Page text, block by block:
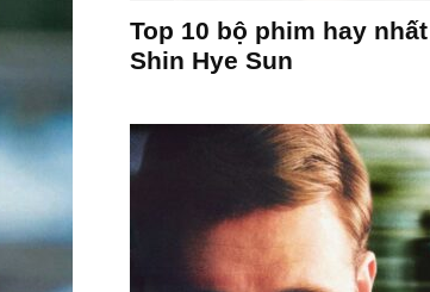
Top 10 bộ phim hay
Shin Hye Sun